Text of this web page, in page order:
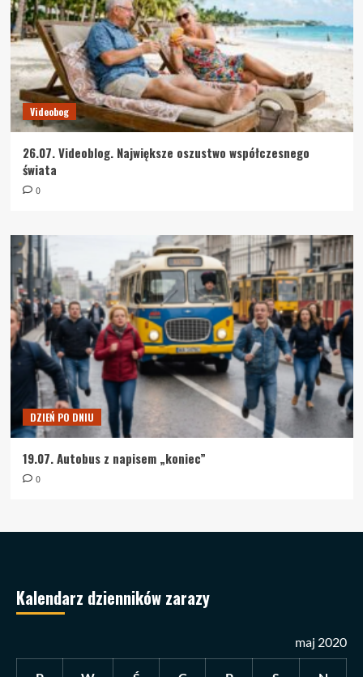
Videobog
26.07. Videoblog. Największe oszustwo współczesnego
świata
0
DZIEŃ PO DNIU
19.07. Autobus z napisem „koniec”
0
Kalendarz dzienników zarazy
maj 2020